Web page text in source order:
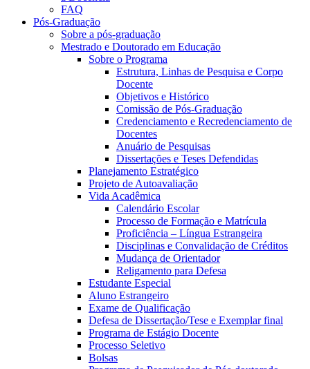
FAQ
Pós-Graduação
Sobre a pós-graduação
Mestrado e Doutorado em Educação
Sobre o Programa
Estrutura, Linhas de Pesquisa e Corpo
Docente
Objetivos e Histórico
Comissão de Pós-Graduação
Credenciamento e Recredenciamento de
Docentes
Anuário de Pesquisas
Dissertações e Teses Defendidas
Planejamento Estratégico
Projeto de Autoavaliação
Vida Acadêmica
Calendário Escolar
Processo de Formação e Matrícula
Proficiência – Língua Estrangeira
Disciplinas e Convalidação de Créditos
Mudança de Orientador
Religamento para Defesa
Estudante Especial
Aluno Estrangeiro
Exame de Qualificação
Defesa de Dissertação/Tese e Exemplar final
Programa de Estágio Docente
Processo Seletivo
Bolsas